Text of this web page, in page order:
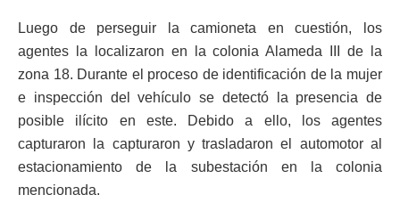
Luego de perseguir la camioneta en cuestión, los
agentes la localizaron en la colonia Alameda III de la
zona 18. Durante el proceso de identificación de la mujer
e inspección del vehículo se detectó la presencia de
posible ilícito en este. Debido a ello, los agentes
capturaron la capturaron y trasladaron el automotor al
estacionamiento de la subestación en la colonia
mencionada.